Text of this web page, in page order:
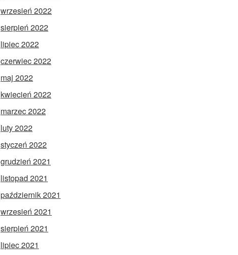
wrzesień 2022
sierpień 2022
lipiec 2022
czerwiec 2022
maj 2022
kwiecień 2022
marzec 2022
luty 2022
styczeń 2022
grudzień 2021
listopad 2021
październik 2021
wrzesień 2021
sierpień 2021
lipiec 2021